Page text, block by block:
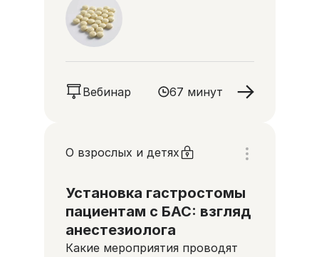
Вебинар 67 минут
О взрослых и детях
Установка гастростомы
пациентам с БАС: взгляд
анестезиолога
Какие мероприятия проводят